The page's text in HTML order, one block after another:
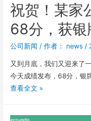
祝贺！某家
68分，获银
公司新闻 / 作者： news /
又到月底，我们又迎来了
今天成绩发布，68分，银
查看全文 »